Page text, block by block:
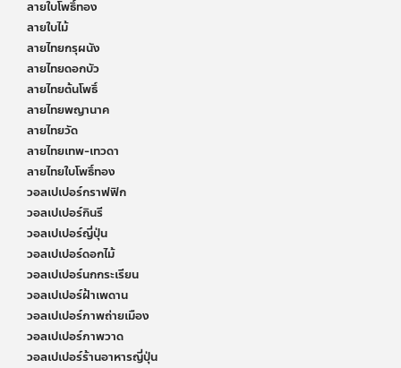
ลายใบโพธิ์ทอง
ลายใบไม้
ลายไทยกรุผนัง
ลายไทยดอกบัว
ลายไทยต้นโพธิ์
ลายไทยพญานาค
ลายไทยวัด
ลายไทยเทพ-เทวดา
ลายไทยใบโพธิ์ทอง
วอลเปเปอร์กราฟฟิก
วอลเปเปอร์กินรี
วอลเปเปอร์ญี่ปุ่น
วอลเปเปอร์ดอกไม้
วอลเปเปอร์นกกระเรียน
วอลเปเปอร์ฝ้าเพดาน
วอลเปเปอร์ภาพถ่ายเมือง
วอลเปเปอร์ภาพวาด
วอลเปเปอร์ร้านอาหารญี่ปุ่น